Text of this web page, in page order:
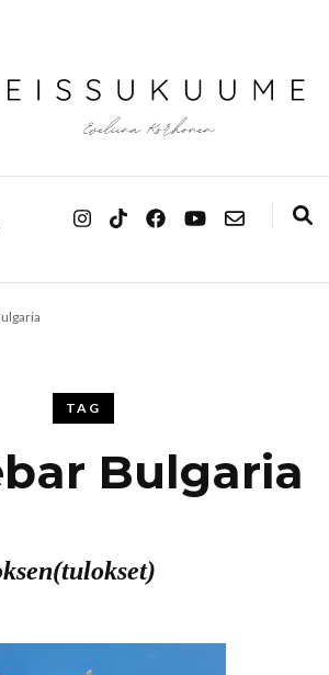
TAG
Bulgaria